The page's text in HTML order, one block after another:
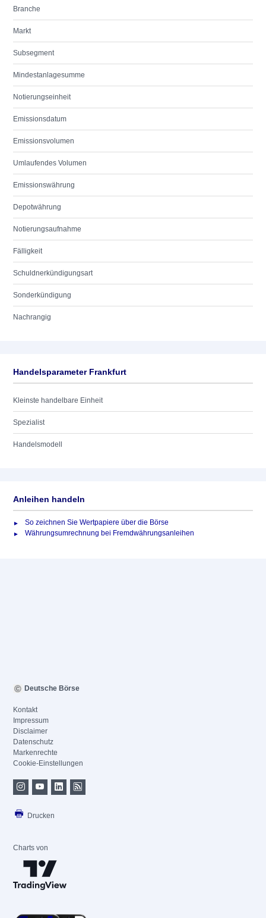
Branche
Markt
Subsegment
Mindestanlagesumme
Notierungseinheit
Emissionsdatum
Emissionsvolumen
Umlaufendes Volumen
Emissionswährung
Depotwährung
Notierungsaufnahme
Fälligkeit
Schuldnerkündigungsart
Sonderkündigung
Nachrangig
Handelsparameter Frankfurt
Kleinste handelbare Einheit
Spezialist
Handelsmodell
Anleihen handeln
So zeichnen Sie Wertpapiere über die Börse
Währungsumrechnung bei Fremdwährungsanleihen
Deutsche Börse
Kontakt
Impressum
Disclaimer
Datenschutz
Markenrechte
Cookie-Einstellungen
Drucken
Charts von